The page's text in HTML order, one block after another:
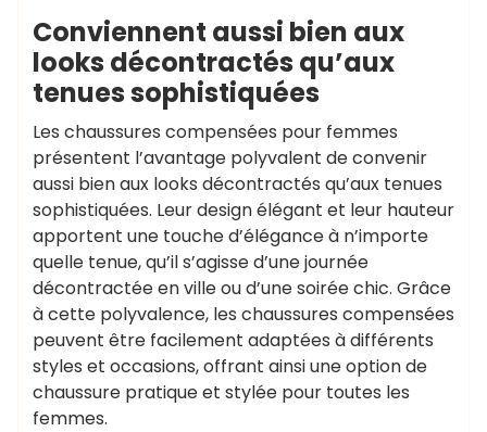
Conviennent aussi bien aux
looks décontractés qu’aux
tenues sophistiquées
Les chaussures compensées pour femmes
présentent l’avantage polyvalent de convenir
aussi bien aux looks décontractés qu’aux tenues
sophistiquées. Leur design élégant et leur hauteur
apportent une touche d’élégance à n’importe
quelle tenue, qu’il s’agisse d’une journée
décontractée en ville ou d’une soirée chic. Grâce
à cette polyvalence, les chaussures compensées
peuvent être facilement adaptées à différents
styles et occasions, offrant ainsi une option de
chaussure pratique et stylée pour toutes les
femmes.